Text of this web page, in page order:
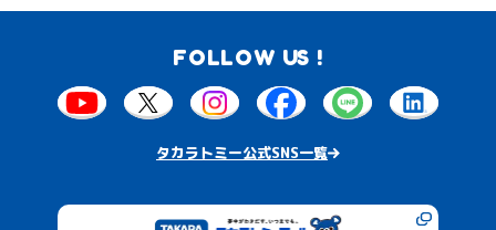
FOLLOW US !
タカラトミー公式SNS一覧